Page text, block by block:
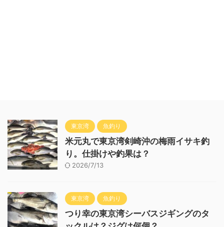
東京湾 魚釣り
米元丸で東京湾剣崎沖の梅雨イサキ釣
り。仕掛けや釣果は？
2026/7/13
東京湾 魚釣り
つり幸の東京湾シーバスジギングのタ